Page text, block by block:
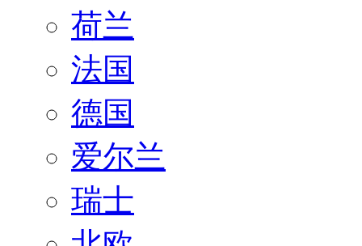
荷兰
法国
德国
爱尔兰
瑞士